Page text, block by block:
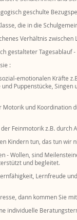
geschulte
die in die
Verhältnis zwischen
gestalteter Tagesablauf
:
emotionalen Kräfte
Puppenstücke,
und Koordination
Feinmotorik z.B. durch
Kindern tun, das tun wir
- Wollen, sind
und begleitet.
Lernfreude
dann kommen Sie
individuelle